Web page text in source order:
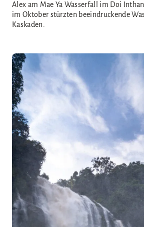
Alex am Mae Ya Wasserfall im Doi
im Oktober stürzten beeindruckende
Kaskaden.